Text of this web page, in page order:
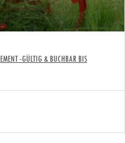
-GÜLTIG & BUCHBAR BIS